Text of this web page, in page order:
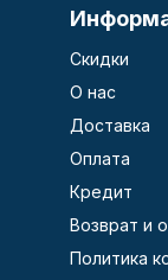
Скидки
О нас
Доставка
Оплата
Кредит
Возврат и
Политика